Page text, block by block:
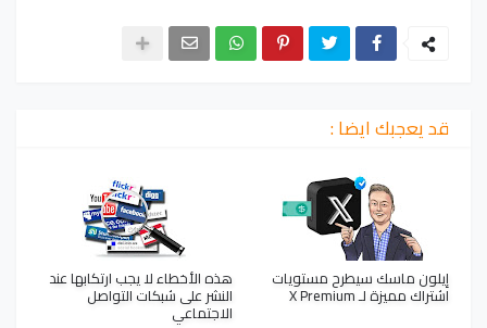
قد يعجبك ايضا :
إيلون ماسك سيطرح مستويات
اشتراك مميزة لـ X Premium
هذه الأخطاء لا يجب ارتكابها عند
النشر على شبكات التواصل
الاجتماعي